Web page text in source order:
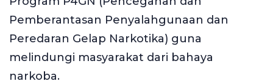
Pemberantasan Penyalahgunaan dan
Peredaran Gelap Narkotika) guna
melindungi masyarakat dari bahaya
narkoba.